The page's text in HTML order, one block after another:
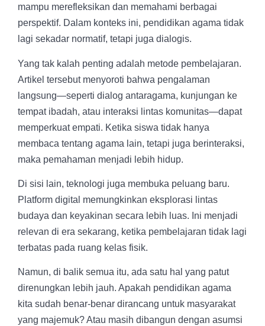
mampu merefleksikan dan memahami berbagai
perspektif. Dalam konteks ini, pendidikan agama tidak
lagi sekadar normatif, tetapi juga dialogis.
Yang tak kalah penting adalah metode pembelajaran.
Artikel tersebut menyoroti bahwa pengalaman
langsung—seperti dialog antaragama, kunjungan ke
tempat ibadah, atau interaksi lintas komunitas—dapat
memperkuat empati. Ketika siswa tidak hanya
membaca tentang agama lain, tetapi juga berinteraksi,
maka pemahaman menjadi lebih hidup.
Di sisi lain, teknologi juga membuka peluang baru.
Platform digital memungkinkan eksplorasi lintas
budaya dan keyakinan secara lebih luas. Ini menjadi
relevan di era sekarang, ketika pembelajaran tidak lagi
terbatas pada ruang kelas fisik.
Namun, di balik semua itu, ada satu hal yang patut
direnungkan lebih jauh. Apakah pendidikan agama
kita sudah benar-benar dirancang untuk masyarakat
yang majemuk? Atau masih dibangun dengan asumsi